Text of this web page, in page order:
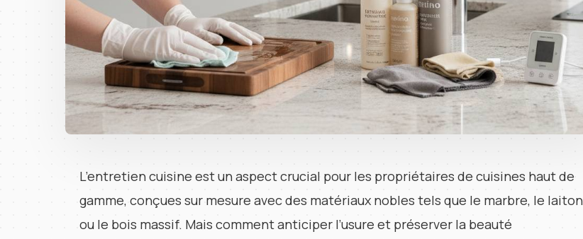
L’entretien cuisine est un aspect crucial pour les propriétaires de cuisines haut de
gamme, conçues sur mesure avec des matériaux nobles tels que le marbre, le laiton
ou le bois massif. Mais comment anticiper l’usure et préserver la beauté